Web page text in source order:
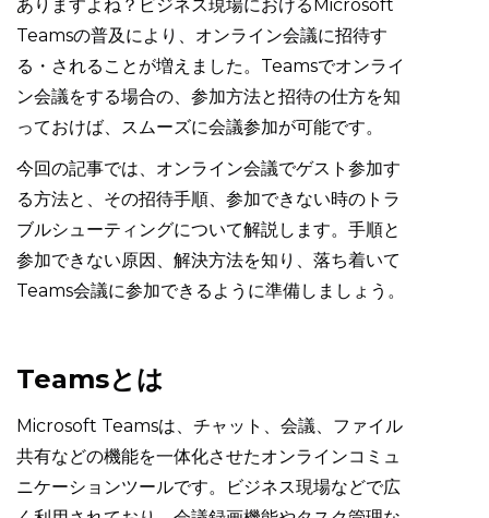
ありますよね？ビジネス現場におけるMicrosoft
Teamsの普及により、オンライン会議に招待す
る・されることが増えました。Teamsでオンライ
ン会議をする場合の、参加方法と招待の仕方を知
っておけば、スムーズに会議参加が可能です。
今回の記事では、オンライン会議でゲスト参加す
る方法と、その招待手順、参加できない時のトラ
ブルシューティングについて解説します。手順と
参加できない原因、解決方法を知り、落ち着いて
Teams会議に参加できるように準備しましょう。
Teamsとは
Microsoft Teamsは、チャット、会議、ファイル
共有などの機能を一体化させたオンラインコミュ
ニケーションツールです。ビジネス現場などで広